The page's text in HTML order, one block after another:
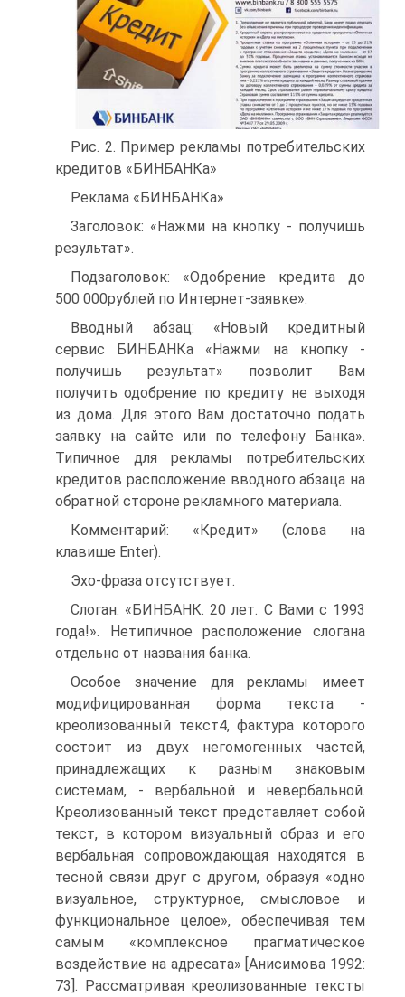
Рис. 2. Пример рекламы потребительских
кредитов «БИНБАНКа»
Реклама «БИНБАНКа»
Заголовок: «Нажми на кнопку - получишь
результат».
Подзаголовок: «Одобрение кредита до
500 000рублей по Интернет-заявке».
Вводный абзац: «Новый кредитный
сервис БИНБАНКа «Нажми на кнопку -
получишь результат» позволит Вам
получить одобрение по кредиту не выходя
из дома. Для этого Вам достаточно подать
заявку на сайте или по телефону Банка».
Типичное для рекламы потребительских
кредитов расположение вводного абзаца на
обратной стороне рекламного материала.
Комментарий: «Кредит» (слова на
клавише Enter).
Эхо-фраза отсутствует.
Слоган: «БИНБАНК. 20 лет. С Вами с 1993
года!». Нетипичное расположение слогана
отдельно от названия банка.
Особое значение для рекламы имеет
модифицированная форма текста -
креолизованный текст4, фактура которого
состоит из двух негомогенных частей,
принадлежащих к разным знаковым
системам, - вербальной и невербальной.
Креолизованный текст представляет собой
текст, в котором визуальный образ и его
вербальная сопровождающая находятся в
тесной связи друг с другом, образуя «одно
визуальное, структурное, смысловое и
функциональное целое», обеспечивая тем
самым «комплексное прагматическое
воздействие на адресата» [Анисимова 1992:
73]. Рассматривая креолизованные тексты